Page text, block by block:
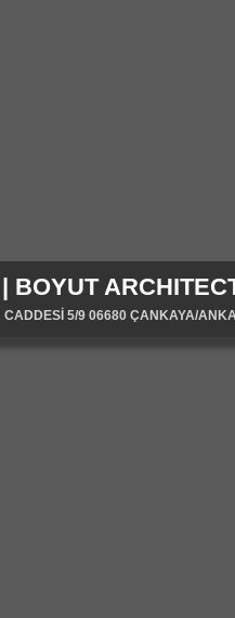
BOYUT
5/9 06680 ÇANKAYA/